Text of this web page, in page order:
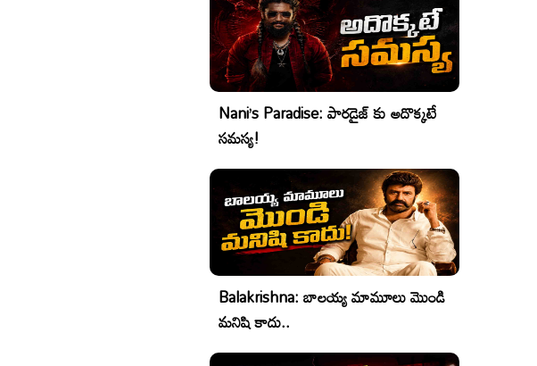
Nani’s Paradise: పారడైజ్ కు అదొక్కటే
సమస్య!
Balakrishna: బాలయ్య మామూలు మొండి
మనిషి కాదు..